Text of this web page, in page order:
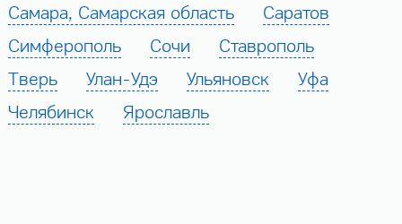
Самара, Самарская область
Саратов
Симферополь
Сочи
Ставрополь
Тверь
Улан-Удэ Ульяновск
Уфа
Челябинск
Ярославль